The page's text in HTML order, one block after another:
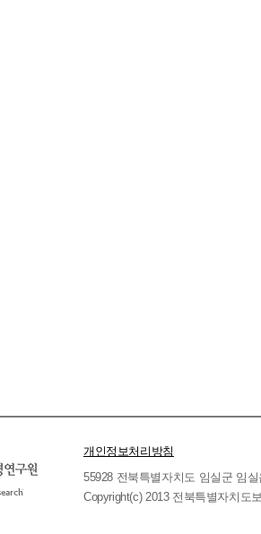
개인정보처리방침
55928 전북특별자치도 임실군 임
Copyright(c) 2013 전북특별자치도